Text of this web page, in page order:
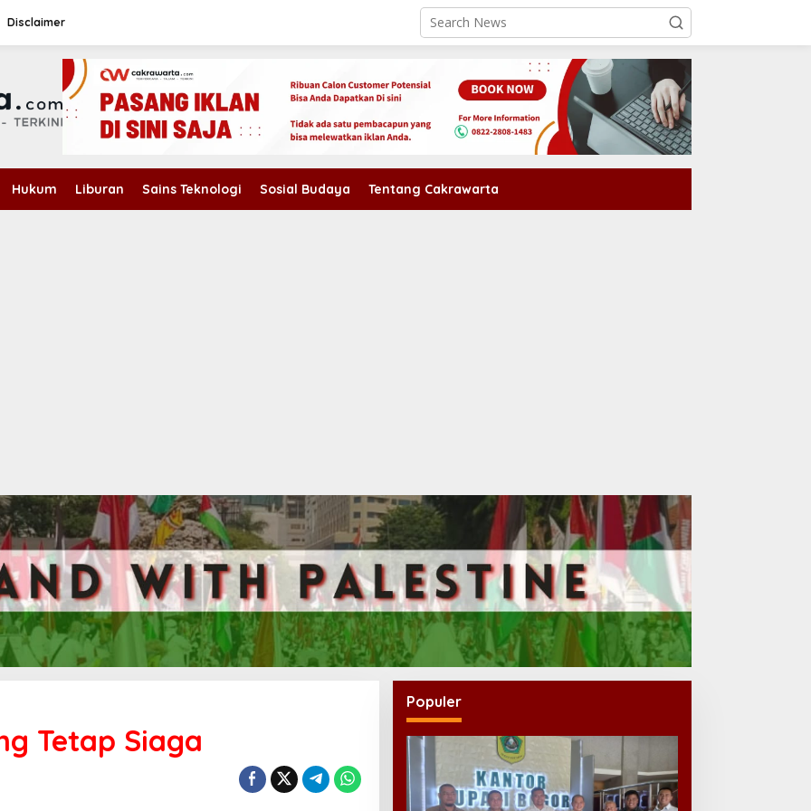
Disclaimer
Hukum Liburan Sains Teknologi Sosial Budaya Tentang Cakrawarta
Tetap Siaga
Populer